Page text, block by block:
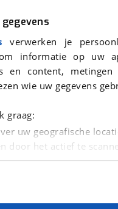
verwerken je
om informatie op
en content,
wie uw gegevens
graag:
uw geografische
door het actief te
gegevens worden